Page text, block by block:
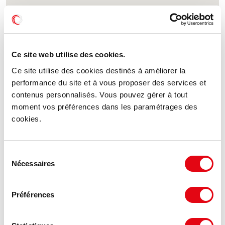
Ce site web utilise des cookies.
Ce site utilise des cookies destinés à améliorer la
performance du site et à vous proposer des services et
contenus personnalisés. Vous pouvez gérer à tout
moment vos préférences dans les paramétrages des
cookies.
Nécessaires
Préférences